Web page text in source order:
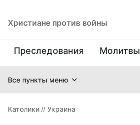
Христиане против войны
Преследования Молитвы
Все пункты меню
Католики // Украина